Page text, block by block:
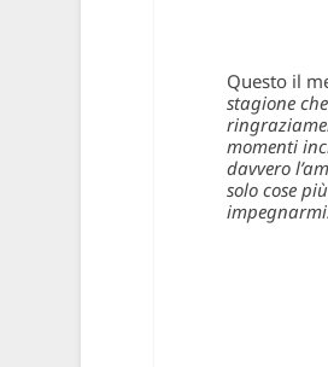
Questo il
stagione
momenti
davvero
solo cose